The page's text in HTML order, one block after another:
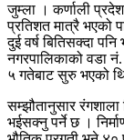
जुम्ला । कर्णाली
प्रतिशत मात्रै भएको
दुई वर्ष बितिसक्दा
नगरपालिकाको वडा
५ गतेबाट सुरु भएको
सम्झौतानुसार
भईसक्नु पर्ने छ ।